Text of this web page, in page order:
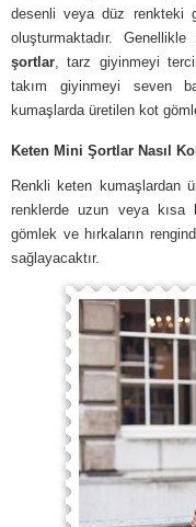
desenli veya düz renkteki
oluşturmaktadır.
şortlar, tarz giyinmeyi
takım giyinmeyi seven
kumaşlarda üretilen kot
Keten Mini Şortlar Nasıl
Renkli keten kumaşlardan
renklerde uzun veya kısa
gömlek ve hırkaların
sağlayacaktır.